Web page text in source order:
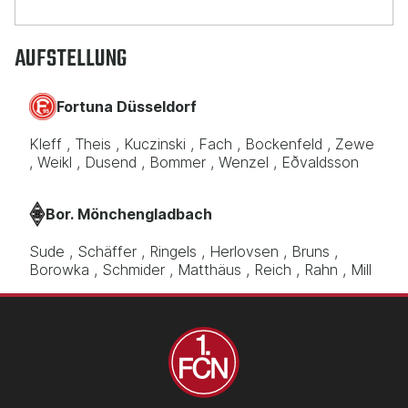
AUFSTELLUNG
Fortuna Düsseldorf
Kleff Theis Kuczinski Fach Bockenfeld
Zewe
Weikl
Dusend Bommer Wenzel Eðvaldsson
Bor. Mönchengladbach
Sude Schäffer Ringels Herlovsen
Bruns
Borowka
Schmider Matthäus Reich Rahn Mill